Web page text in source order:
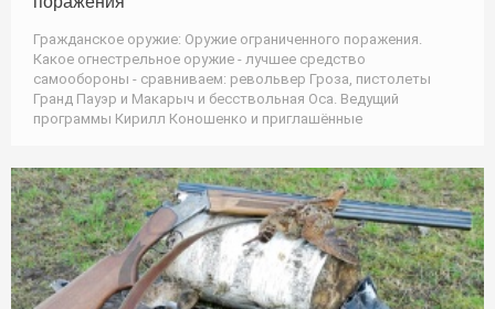
Гражданское оружие: Оружие ограниченного поражения.
Какое огнестрельное оружие - лучшее средство
самообороны - сравниваем: револьвер Гроза, пистолеты
Гранд Пауэр и Макарыч и бесствольная Оса. Ведущий
программы Кирилл Коношенко и приглашённые